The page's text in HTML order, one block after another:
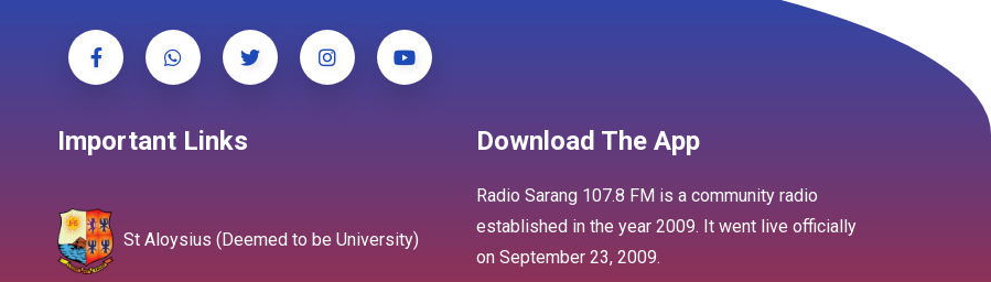
Important Links
St Aloysius (Deemed to be University)
Download The App
Radio Sarang 107.8 FM is a community radio
established in the year 2009. It went live officially
on September 23, 2009.